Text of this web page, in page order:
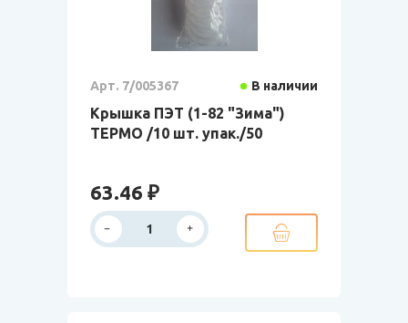
Арт. 7/005367 В наличии
Крышка ПЭТ (1-82 "Зима")
ТЕРМО /10 шт. упак./50
63.46 ₽